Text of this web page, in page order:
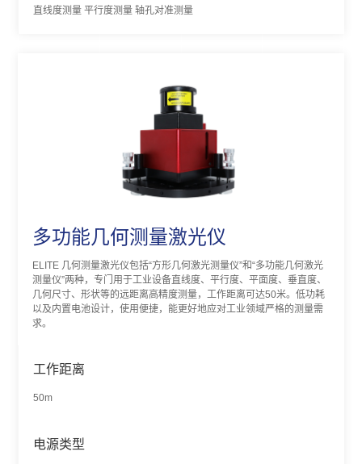
直线度测量 平行度测量 轴孔对准测量
多功能几何测量激光仪
ELITE 几何测量激光仪包括“方形几何激光测量仪”和“多功能几何激光
测量仪”两种，专门用于工业设备直线度、平行度、平面度、垂直度、
几何尺寸、形状等的远距离高精度测量，工作距离可达50米。低功耗
以及内置电池设计，使用便捷，能更好地应对工业领域严格的测量需
求。
工作距离
50m
电源类型